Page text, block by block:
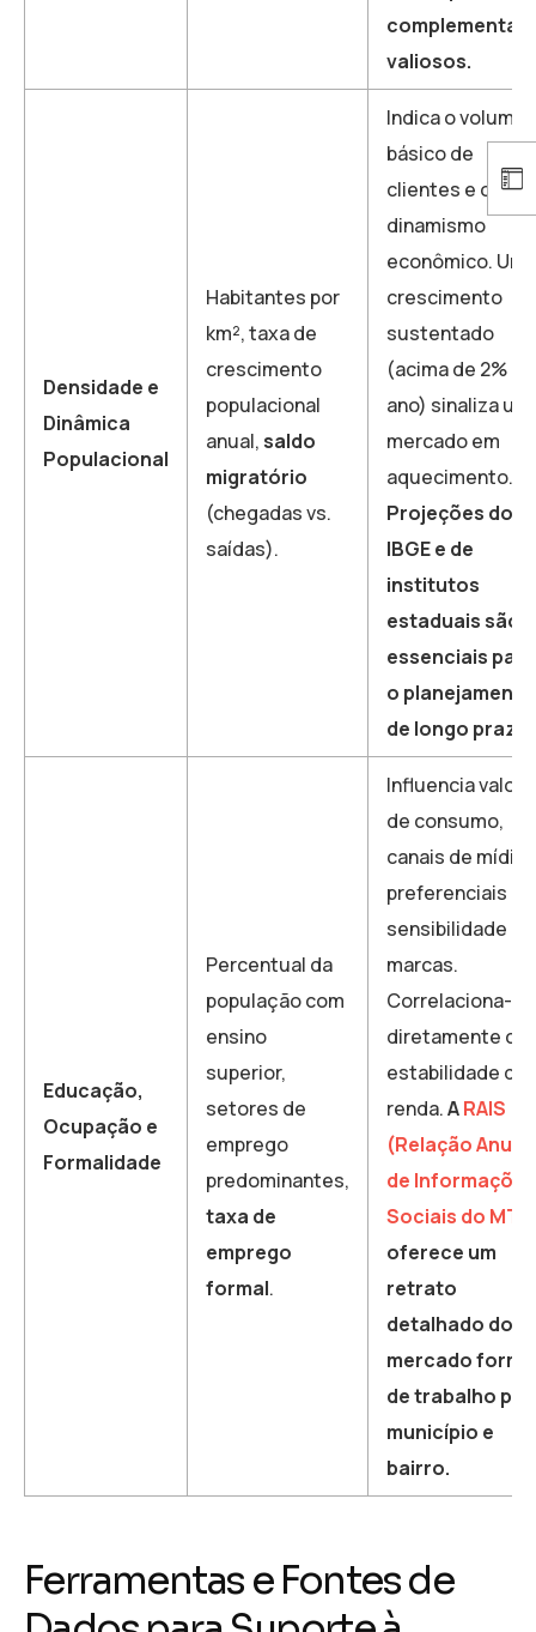
valiosos.
Densidade e
Dinâmica
Populacional
Habitantes por
km², taxa de
crescimento
populacional
anual,saldo
migratório
(chegadas vs.
saídas).
Indica o volume
básico de
clientes e o
dinamismo
econômico. Um
crescimento
sustentado
(acima de 2% ao
ano) sinaliza um
mercado em
aquecimento.
Projeções do
IBGE e de
institutos
estaduais são
essenciais para
o planejamento
de longo prazo.
Educação,
Ocupação e
Formalidade
Percentual da
população com
ensino
superior,
setores de
emprego
predominantes,
taxa de
emprego
formal.
Influencia
de consumo,
canais de mídia
preferenciais e
sensibilidade a
marcas.
Correlaciona-se
diretamente
estabilidade de
renda.ARAIS
(Relação Anual
de Informações
Sociais do
oferece um
retrato
detalhado do
mercado
de trabalho por
município e
bairro.
Ferramentas e Fontes de